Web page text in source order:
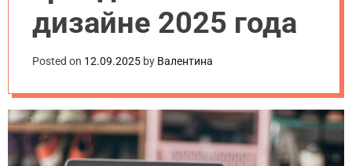
дизайне 2025 года
Posted on 12.09.2025 by Валентина